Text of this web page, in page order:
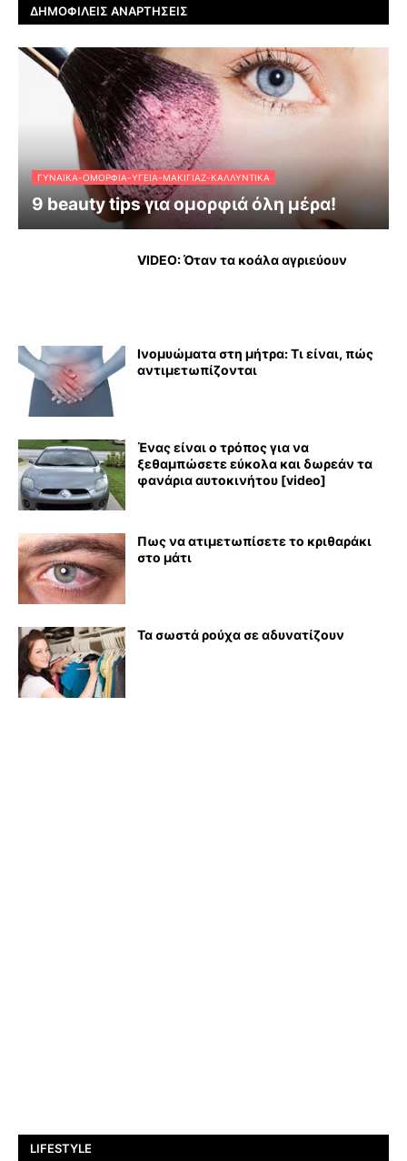
ΔΗΜΟΦΙΛΕΊΣ ΑΝΑΡΤΉΣΕΙΣ
ΓΥΝΑΊΚΑ-ΟΜΟΡΦΙΆ-ΥΓΕΊΑ-ΜΑΚΙΓΙΆΖ-ΚΑΛΛΥΝΤΙΚΆ
9 beauty tips για ομορφιά όλη μέρα!
VIDEO: Όταν τα κοάλα αγριεύουν
Ινομυώματα στη μήτρα: Τι είναι, πώς
αντιμετωπίζονται
Ένας είναι ο τρόπος για να
ξεθαμπώσετε εύκολα και δωρεάν τα
φανάρια αυτοκινήτου [video]
Πως να ατιμετωπίσετε το κριθαράκι
στο μάτι
Τα σωστά ρούχα σε αδυνατίζουν
LIFESTYLE